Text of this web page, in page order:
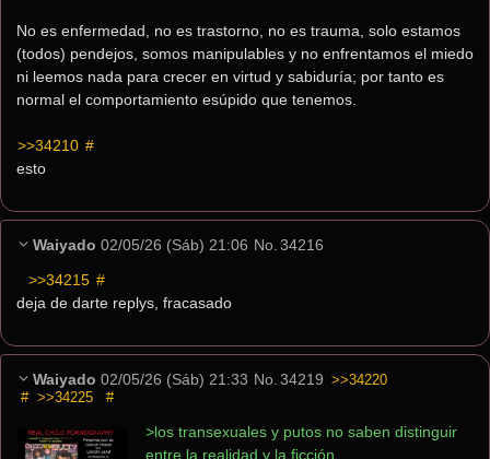
No es enfermedad, no es trastorno, no es trauma, solo estamos
(todos) pendejos, somos manipulables y no enfrentamos el miedo
ni leemos nada para crecer en virtud y sabiduría; por tanto es
normal el comportamiento esúpido que tenemos.
>>34210 #
esto
Waiyado 02/05/26 (Sáb) 21:06 No. 34216
>>34215 #
deja de darte replys, fracasado
Waiyado 02/05/26 (Sáb) 21:33 No. 34219 >>34220
# >>34225 #
>los transexuales y putos no saben distinguir
entre la realidad y la ficción